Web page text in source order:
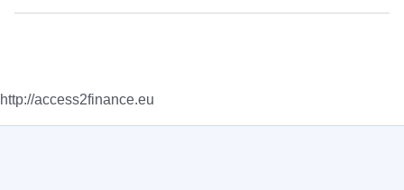
http://access2finance.eu